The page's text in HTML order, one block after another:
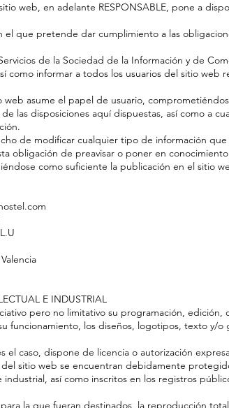
web, en adelante RESPONSABLE, pone a
el que pretende dar cumplimiento a las
de la Sociedad de la Información y de
como informar a todos los usuarios del sitio web
web asume el papel de usuario,
las disposiciones aquí dispuestas, así como a
de modificar cualquier tipo de información
obligación de preavisar o poner en
como suficiente la publicación en el sitio
E INDUSTRIAL
pero no limitativo su programación, edición,
funcionamiento, los diseños, logotipos, texto y/o
el caso, dispone de licencia o autorización
sitio web se encuentran debidamente
así como inscritos en los registros
la que fueran destinados, la reproducción